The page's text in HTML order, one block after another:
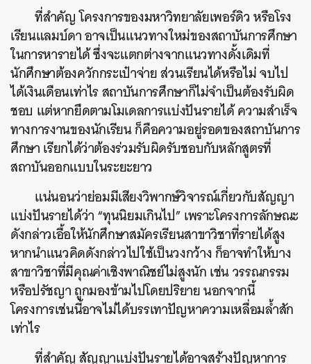
ที่สำคัญ โครงการของมหาวิทยาลัยเพอร์ดิว หรือโรง
เรียนแลมบ์ดา อาจเป็นแนวทางใหม่ของสถาบันการศึกษา
ในการหารายได้ ซึ่งจะแตกต่างจากแนวทางดั้งเดิมที่
นักศึกษาต้องควักกระเป๋าจ่าย ส่วนเรียนได้หรือไม่ จบไป
ได้เงินเดือนเท่าไร สถาบันการศึกษาก็ไม่จำเป็นต้องรับผิด
ชอบ แต่หากยึดตามโมเดลการแบ่งปันรายได้ ความสำเร็จ
ทางการงานของนักเรียน ก็คือความอยู่รอดของสถาบันการ
ศึกษา เรียกได้ว่าต้องร่วมรับผิดรับชอบกับหลักสูตรที่
สถาบันออกแบบในระยะยาว
แน่นอนว่าย่อมมีเสียงวิพากษ์วิจารณ์เกี่ยวกับสัญญา
แบ่งปันรายได้ว่า “ทุนนิยมเกินไป” เพราะโครงการลักษณะ
ดังกล่าวเอื้อให้นักศึกษาสมัครเรียนสาขาวิชาที่รายได้สูง
หากนำแนวคิดดังกล่าวไปใช้เป็นวงกว้าง ก็อาจทำให้บาง
สาขาวิชาที่มีคุณค่าเชิงพาณิชย์ไม่สูงนัก เช่น วรรณกรรม
หรือปรัชญา ถูกมองข้ามไปโดยปริยาย นอกจากนี้
โครงการเช่นนี้อาจไม่ได้บรรเทาปัญหาความเหลื่อมล้ำสัก
เท่าไร
ที่สำคัญ สัญญาแบ่งปันรายได้อาจสร้างปัญหาการ